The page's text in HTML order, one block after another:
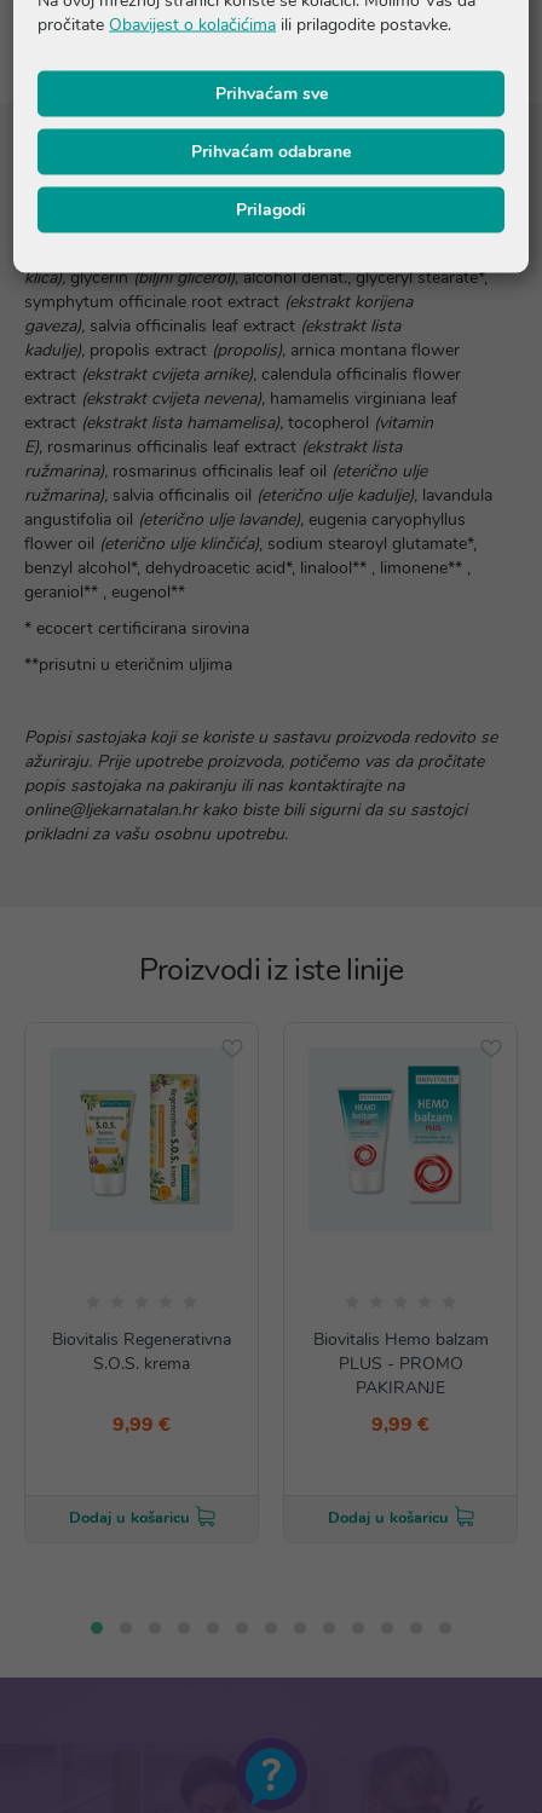
Recenzije (1)
Sastojci
lanolin, aqua, prunus amygdalus dulcis oil(ulje slatkog
klica),glycerin(biljni glicerol),alcohol denat., glyceryl stearate*,
symphytum officinale root extract (ekstrakt korijena
gaveza), salvia officinalis leaf extract (ekstrakt lista
kadulje), propolis extract (propolis), arnica montana flower
extract (ekstrakt cvijeta arnike), calendula officinalis flower
extract (ekstrakt cvijeta nevena), hamamelis virginiana leaf
extract (ekstrakt lista hamamelisa), tocopherol (vitamin
E), rosmarinus officinalis leaf extract (ekstrakt lista
ružmarina), rosmarinus officinalis leaf oil (eterično ulje
ružmarina), salvia officinalis oil (eterično ulje kadulje), lavandula
angustifolia oil (eterično ulje lavande), eugenia caryophyllus
flower oil (eterično ulje klinčića), sodium stearoyl glutamate*,
benzyl alcohol*, dehydroacetic acid*, linalool** , limonene** ,
geraniol** , eugenol**
* ecocert certificirana sirovina
**prisutni u eteričnim uljima
Popisi sastojaka koji se koriste u sastavu proizvoda redovito se
ažuriraju. Prije upotrebe proizvoda, potičemo vas da pročitate
popis sastojaka na pakiranju ili nas kontaktirajte na
online@ljekarnatalan.hr kako biste bili sigurni da su sastojci
prikladni za vašu osobnu upotrebu.
Proizvodi iz iste linije
Biovitalis Regenerativna
S.O.S. krema
9,99 €
Dodaj u košaricu
Biovitalis Hemo balzam
PLUS - PROMO
PAKIRANJE
9,99 €
Dodaj u košaricu
pročitate Obavijest o kolačićima ili prilagodite postavke.
Prihvaćam sve
Prihvaćam odabrane
Prilagodi